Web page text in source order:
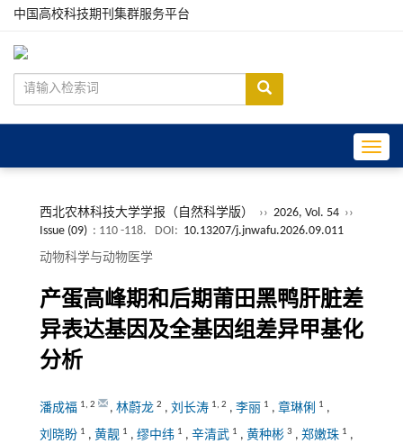
中国高校科技期刊集群服务平台
西北农林科技大学学报（自然科学版） ›› 2026, Vol. 54 ››
Issue (09) : 110 -118. DOI: 10.13207/j.jnwafu.2026.09.011
动物科学与动物医学
产蛋高峰期和后期莆田黑鸭肝脏差
异表达基因及全基因组差异甲基化
分析
潘成福 1, 2 , 林蔚龙 2 , 刘长涛 1, 2 , 李丽 1 , 章琳俐 1 ,
刘晓盼 1 , 黄靓 1 , 缪中纬 1 , 辛清武 1 , 黄种彬 3 , 郑嫩珠 1 ,